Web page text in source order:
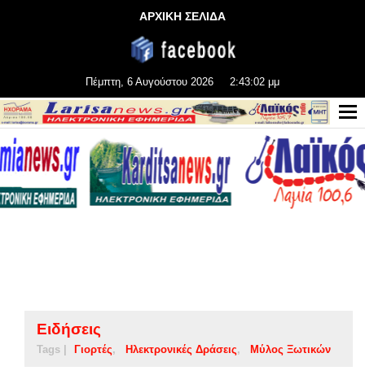
ΑΡΧΙΚΗ ΣΕΛΙΔΑ
Πέμπτη, 6 Αυγούστου 2026 2:43:03 μμ
Ειδήσεις
Tags | Γιορτές Ηλεκτρονικές Δράσεις Μύλος Ξωτικών